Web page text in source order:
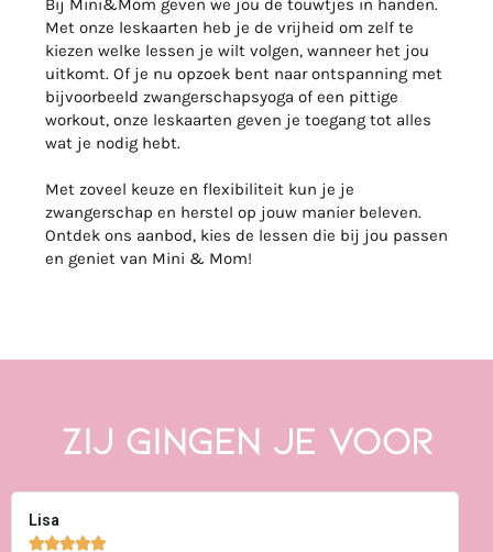
Met onze leskaarten heb je de vrijheid om zelf te
kiezen welke lessen je wilt volgen, wanneer het jou
uitkomt. Of je nu opzoek bent naar ontspanning met
bijvoorbeeld zwangerschapsyoga of een pittige
workout, onze leskaarten geven je toegang tot alles
wat je nodig hebt.
Met zoveel keuze en flexibiliteit kun je je
zwangerschap en herstel op jouw manier beleven.
Ontdek ons aanbod, kies de lessen die bij jou passen
en geniet van Mini & Mom!
Zij gingen je voor
Lisa
